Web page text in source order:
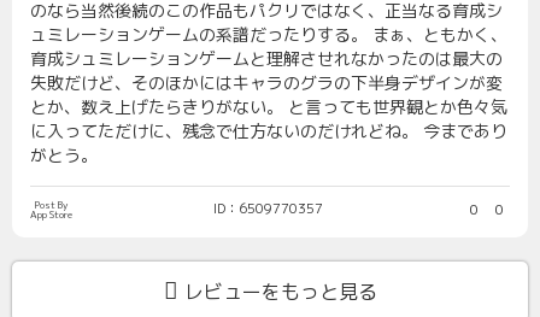
のなら当然後続のこの作品もパクリではなく、正当なる育成シ
ュミレーションゲームの系譜だったりする。 まぁ、ともかく、
育成シュミレーションゲームと理解させれなかったのは最大の
失敗だけど、そのほかにはキャラのグラの下半身デザインが変
とか、数え上げたらきりがない。 と言っても世界観とか色々気
に入ってただけに、残念で仕方ないのだけれどね。 今まであり
がとう。
Post By
App Store ID：6509770357 0 0
レビューをもっと見る